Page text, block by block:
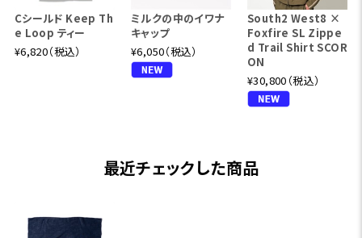
Cシールド Keep Th
e Loop ティー
¥6,820（税込）
ミルクの中のイワナ
キャップ
¥6,050（税込）
South2 West8 ×
Foxfire SL Zippe
d Trail Shirt SCOR
ON
¥30,800（税込）
最近チェックした商品